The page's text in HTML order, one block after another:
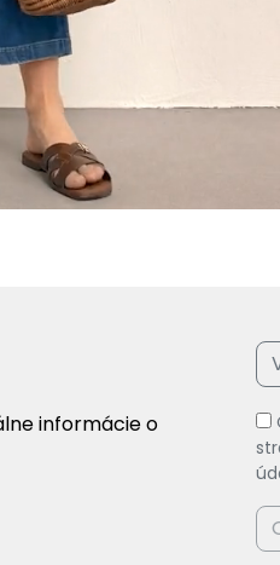
informácie o